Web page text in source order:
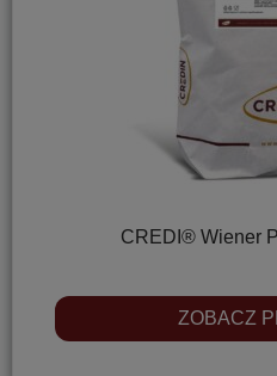
CREDI® Wiener
ZOBACZ